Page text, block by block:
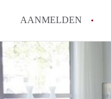
AANMELDEN